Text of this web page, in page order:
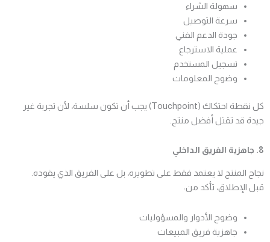
سهولة الشراء
سرعة التوصيل
جودة الدعم الفني
عملية الاسترجاع
تسجيل المستخدم
وضوح المعلومات
كل نقطة احتكاك (Touchpoint) يجب أن تكون سلسة، لأن تجربة غير
جيدة قد تقتل أفضل منتج.
8. جاهزية الفريق الداخلي
نجاح المنتج لا يعتمد فقط على تطويره، بل على الفريق الذي يقوده.
قبل الإطلاق، تأكد من:
وضوح الأدوار والمسؤوليات
جاهزية فريق المبيعات